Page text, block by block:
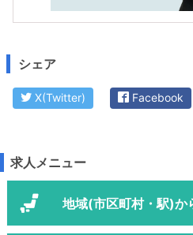
シェア
X(Twitter) Facebook
求人メニュー
地域(市区町村・駅)か